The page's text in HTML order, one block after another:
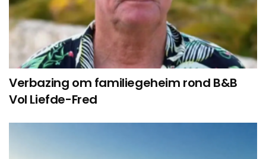
Verbazing om familiegeheim rond B&B
Vol Liefde-Fred